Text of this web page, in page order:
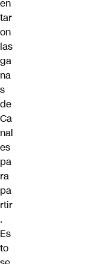
en
tar
on
las
ga
na
s
de
Ca
nal
es
pa
ra
pa
rtir
.
Es
to